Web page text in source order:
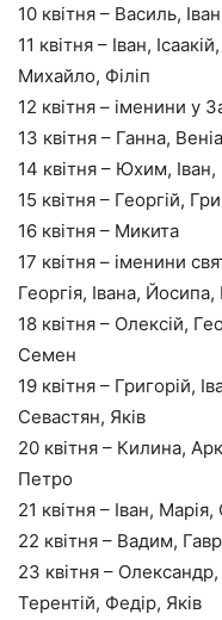
10 квітня – Василь,
11 квітня – Іван,
Михайло, Філіп
12 квітня – іменини у
13 квітня – Ганна,
14 квітня – Юхим,
15 квітня – Георгій,
16 квітня – Микита
17 квітня – іменини
Георгія, Івана,
18 квітня – Олексій,
Семен
19 квітня – Григорій,
Севастян, Яків
20 квітня – Килина,
Петро
21 квітня – Іван, Марія,
22 квітня – Вадим,
23 квітня –
Терентій, Федір, Яків